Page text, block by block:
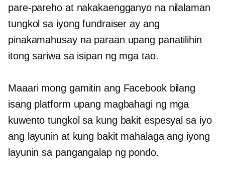
pare-pareho at nakakaengganyo na nilalaman
tungkol sa iyong fundraiser ay ang
pinakamahusay na paraan upang panatilihin
itong sariwa sa isipan ng mga tao.
Maaari mong gamitin ang Facebook bilang
isang platform upang magbahagi ng mga
kuwento tungkol sa kung bakit espesyal sa iyo
ang layunin at kung bakit mahalaga ang iyong
layunin sa pangangalap ng pondo.